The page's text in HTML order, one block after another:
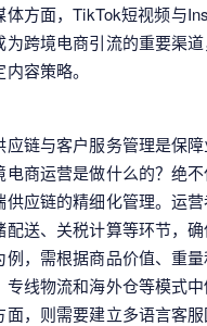
体方面，TikTok短视频与
为跨境电商引流的重要渠
容策略。
应链与客户服务管理是保
电商运营是做什么的？绝
供应链的精细化管理。运
配送、关税计算等环节，确
例，需根据商品价值、重
专线物流和海外仓等模式
面，则需要建立多语言客